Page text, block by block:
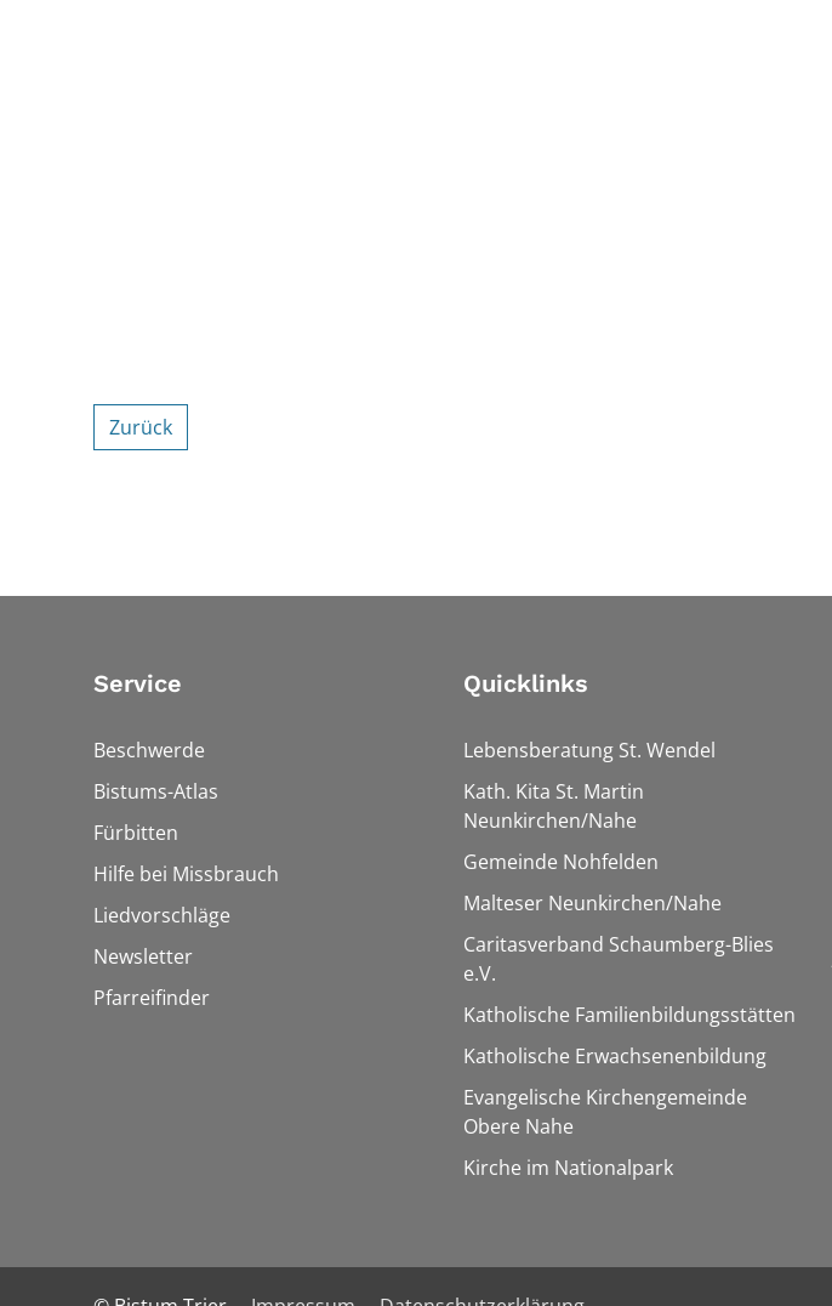
Zurück
Service
Beschwerde
Bistums-Atlas
Fürbitten
Hilfe bei Missbrauch
Liedvorschläge
Newsletter
Pfarreifinder
Quicklinks
Lebensberatung St. Wendel
Kath. Kita St. Martin
Neunkirchen/Nahe
Gemeinde Nohfelden
Malteser Neunkirchen/Nahe
Caritasverband Schaumberg-Blies
e.V.
Katholische Familienbildungsstätten
Katholische Erwachsenenbildung
Evangelische Kirchengemeinde
Obere Nahe
Kirche im Nationalpark